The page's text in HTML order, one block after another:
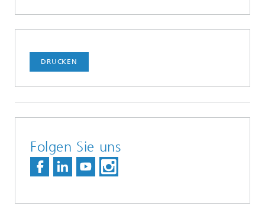
DRUCKEN
Folgen Sie uns